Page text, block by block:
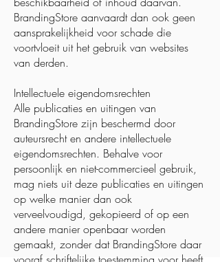
BrandingStore aanvaardt dan ook geen
aansprakelijkheid voor schade die
voortvloeit uit het gebruik van websites
van derden.
Intellectuele eigendomsrechten
Alle publicaties en uitingen van
BrandingStore zijn beschermd door
auteursrecht en andere intellectuele
eigendomsrechten. Behalve voor
persoonlijk en niet-commercieel gebruik,
mag niets uit deze publicaties en uitingen
op welke manier dan ook
verveelvoudigd, gekopieerd of op een
andere manier openbaar worden
gemaakt, zonder dat BrandingStore daar